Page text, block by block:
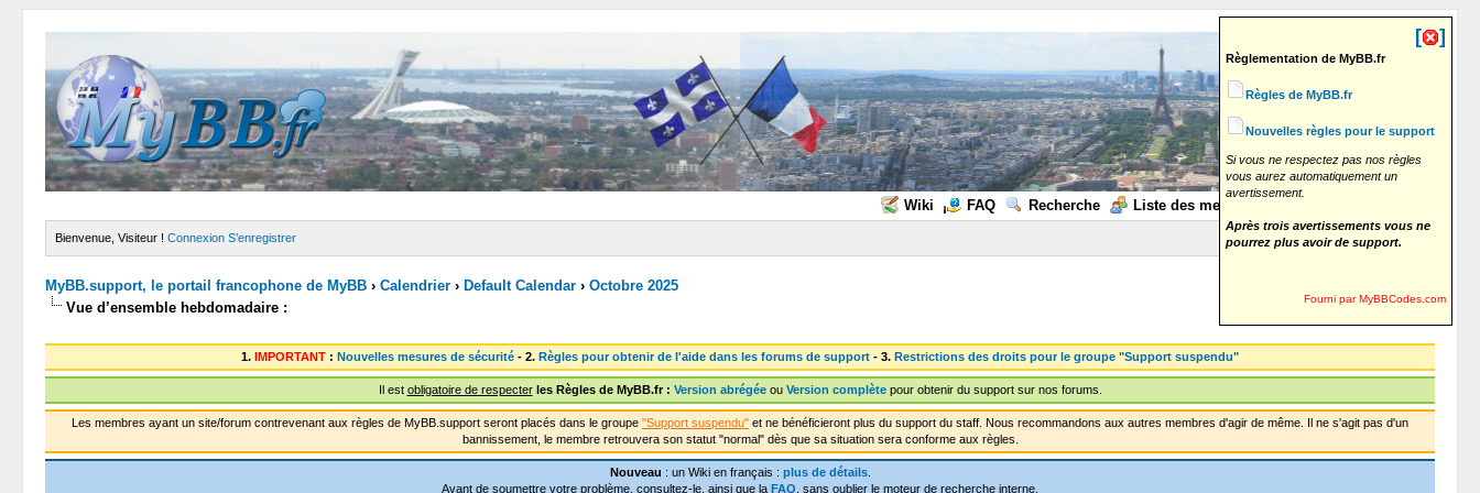
Wiki FAQ Recherche Liste des membres
Bienvenue, Visiteur !Connexion S’enregistrer
[ ]
Règlementation de MyBB.fr
Règles de MyBB.fr
Nouvelles règles pour le support
Si vous ne respectez pas nos règles
vous aurez automatiquement un
avertissement.
Après trois avertissements vous ne
pourrez plus avoir de support.
Fourni par MyBBCodes.com
MyBB.support, le portail francophone de MyBB ›Calendrier › Default Calendar ›Octobre 2025
Vue d’ensemble hebdomadaire :
1. IMPORTANT : Nouvelles mesures de sécurité - 2. Règles pour obtenir de l'aide dans les forums de support - 3. Restrictions des droits pour le groupe "Support suspendu"
Il est obligatoire de respecter les Règles de MyBB.fr : Version abrégéeou Version complètepour obtenir du support sur nos forums.
Les membres ayant un site/forum contrevenant aux règles de MyBB.support seront placés dans le groupe "Support suspendu" et ne bénéficieront plus du support du staff. Nous recommandons aux autres membres d'agir de même. Il ne s'agit pas d'un
bannissement, le membre retrouvera son statut "normal" dès que sa situation sera conforme aux règles.
Nouveau : un Wiki en français : plus de détails.
Avant de soumettre votre problème, consultez-le, ainsi que la FAQ , sans oublier le moteur de recherche interne.